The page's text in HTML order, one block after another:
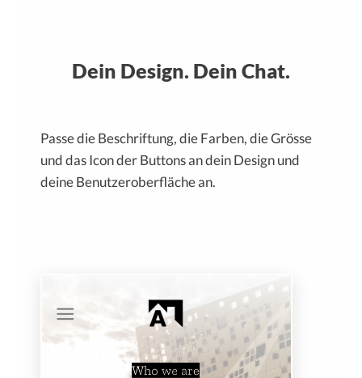
Dein Design. Dein Chat.
Passe die Beschriftung, die Farben, die Grösse
und das Icon der Buttons an dein Design und
deine Benutzeroberfläche an.